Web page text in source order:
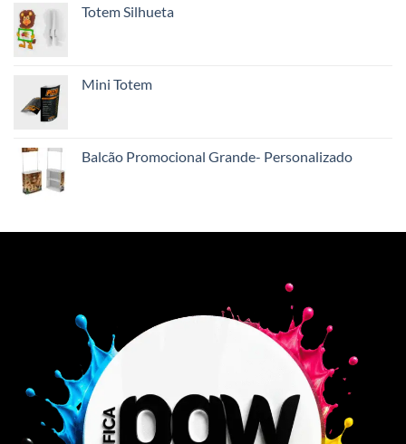
Totem Silhueta
Mini Totem
Balcão Promocional Grande- Personalizado